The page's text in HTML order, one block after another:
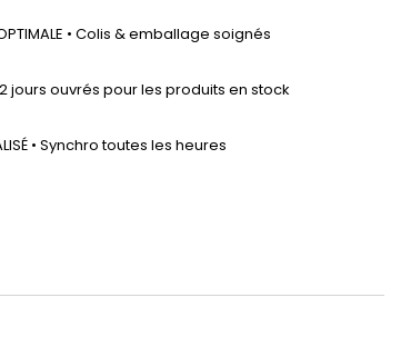
• Colis & emballage soignés
2 jours ouvrés pour les produits en stock
• Synchro toutes les heures